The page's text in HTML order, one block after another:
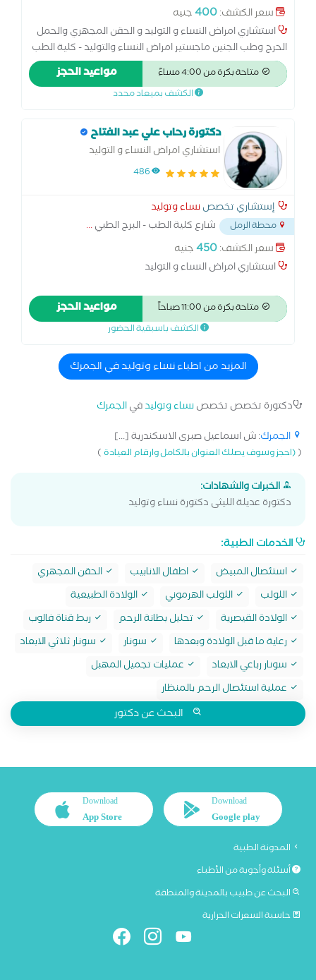
سعر الكشف:400جنيه
استشاري امراض النساء و التوليد و الحقن المجهري والحمل
الحرج وطب الجنين ماجستير امراض النساء والتوليد - كلية الطب
- جامعه الاسكندرية زمالة الكلية الملكية MRCOG - لندن زمالة
الكلية الملكية MRCPI - دبلنمتاحة بكرة من 4:00 مساءً مواعيد الحجز
الكشف بميعاد محدد
دكتورة رحاب علي عبد الفتاح
استشاري امراض النساء و التوليد
486
إستشاري تخصصنساء وتوليد
محطة الرمل شارع كلية الطب - البرج الطبي...
سعر الكشف:450جنيه
استشاري امراض النساء و التوليد
متاحة بكرة من 11:00 صباحاً مواعيد الحجز
الكشف باسبقية الحضور
المزيد من اطباء نساء وتوليد في الجمرك
دكتورة تخصص تخصصنساء وتوليدفيالجمرك
الجمرك: ش اسماعيل صبرى الاسكندرية [...]
((احجز وسوف يصلك العنوان بالكامل وارقام العيادة)
الخبرات والشهادات:
دكتورة عديلة الليثى دكتورة نساء وتوليد
الخدمات الطبية:
استئصال المبيض اطفال الانابيب
الحقن المجهري
اللولب
اللولب الهرموني
الولادة الطبيعية
الولادة القيصرية
تحليل بطانة الرحم
ربط قناة فالوب
رعاية ما قبل الولادة وبعدها
سونار
سونار ثلاثي الابعاد
سونار رباعي الابعاد
عمليات تجميل المهبل
عملية استئصال الرحم بالمنظار
البحث عن دكتور
Download
Google play
Download
App Store
المدونة الطبية
أسئلة وأجوبة من الأطباء
البحث عن طبيب بالمدينة والمنطقة
حاسبة السعرات الحرارية